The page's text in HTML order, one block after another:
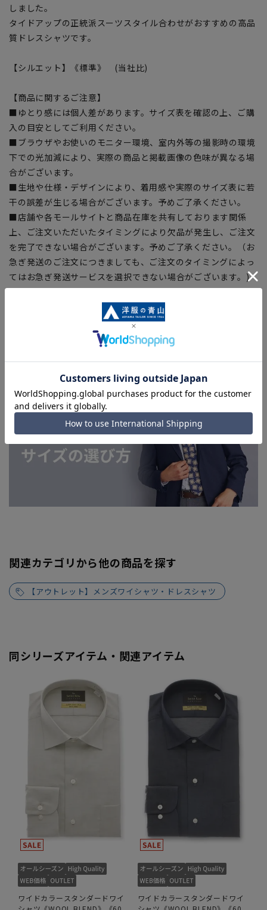
しました。
タイドアップの正統派スーツスタイル合わせがおすすめの高品
質ドレスシャツです。
【シルエット】《標準》 (当社比)
【商品に関するご注意】
■ゆとり感には個人差があります。サイズ表を確認の上、ご購
入の目安としてご利用ください。
■ブラウザやお使いのモニター環境、室内外等の撮影時の環境
下での光加減により、実際の商品と掲載画像の色味が異なる場
合がございます。
■生地や仕様・デザインにより、着用感や実際のサイズ表に若
干の誤差が生じる場合がございます。予めご了承ください。
■店舗や各モールサイトと商品在庫を共有しております関係
上、ご注文いただいたタイミングにより欠品が発生し、ご注文
を完了できない場合がございます。予めご了承ください。（お
急ぎ発送のご注文につきましても、ご注文のタイミングによっ
てはお急ぎ発送サービスを選択できない場合がございます。)
関連カテゴリから他の商品を探す
【アウトレット】メンズワイシャツ・ドレスシャツ
同シリーズアイテム・関連アイテム
ワイドカラースタンダードワイ
ワイドカラースタンダードワイ